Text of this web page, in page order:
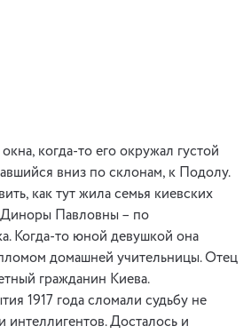
когда-то его окружал густой
вниз по склонам, к Подолу.
как тут жила семья киевских
Диноры Павловны – по
Когда-то юной девушкой она
домашней учительницы. Отец
гражданин Киева.
1917 года сломали судьбу не
интеллигентов. Досталось и